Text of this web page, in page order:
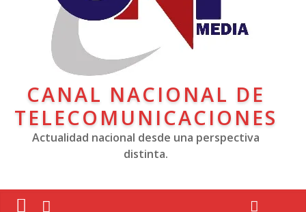
CANAL NACIONAL DE
TELECOMUNICACIONES
Actualidad nacional desde una perspectiva
distinta.